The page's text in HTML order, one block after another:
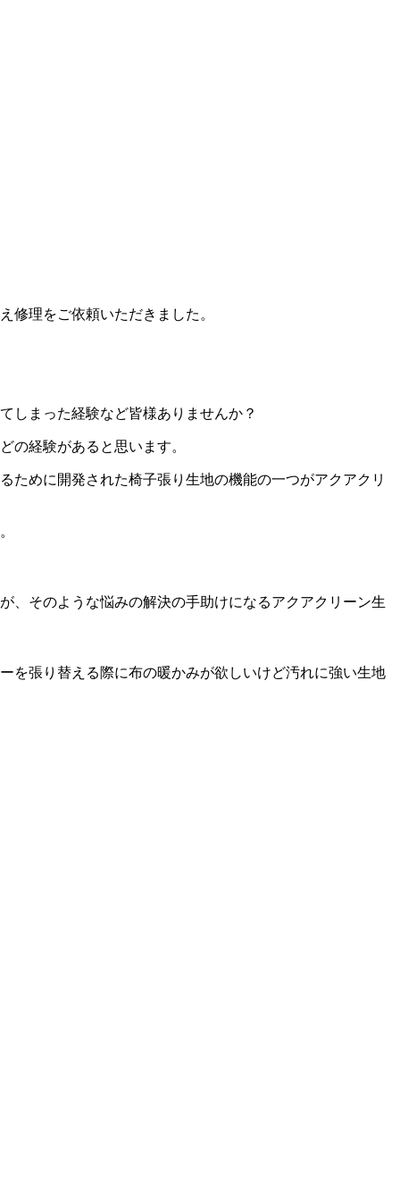
修理をご依頼いただきました。
しまった経験など皆様ありませんか？
の経験があると思います。
ために開発された椅子張り生地の機能の一つがアクアクリ
、そのような悩みの解決の手助けになるアクアクリーン生
を張り替える際に布の暖かみが欲しいけど汚れに強い生地